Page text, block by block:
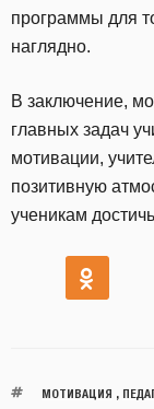
программы для
наглядно.
В заключение,
главных задач
мотивации,
позитивную
ученикам
МОТИВАЦИЯ ,